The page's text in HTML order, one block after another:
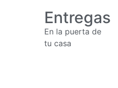
Entregas
En la puerta de
tu casa